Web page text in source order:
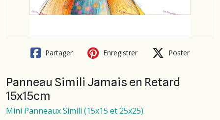
Partager Enregistrer Poster
Panneau Simili Jamais en Retard
15x15cm
Mini Panneaux Simili (15x15 et 25x25)